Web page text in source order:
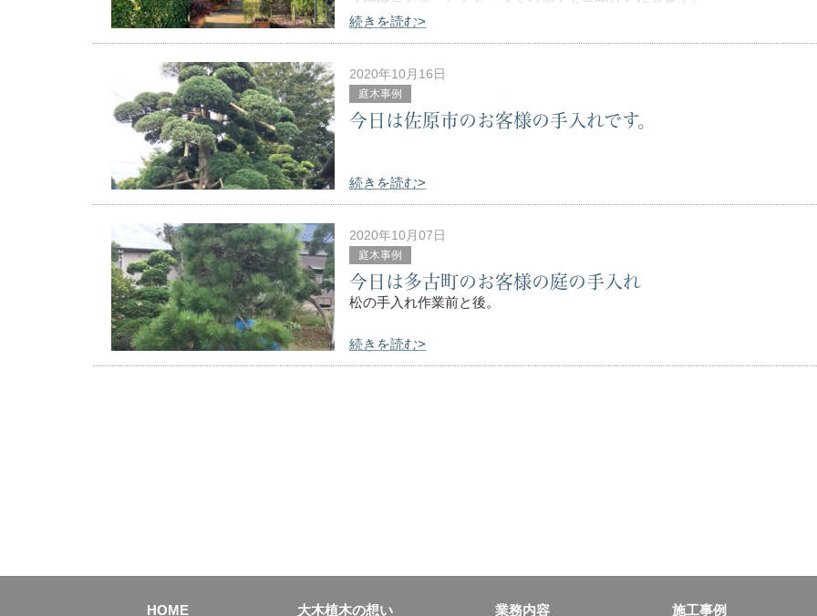
まずはビフォーのお写真をご覧ください。
続きを読む>
2020年10月16日
庭木事例
今日は佐原市のお客様の手入れです。
続きを読む>
2020年10月07日
庭木事例
今日は多古町のお客様の庭の手入れ
松の手入れ作業前と後。
続きを読む>
HOME 大木植木の想い 業務内容 施工事例